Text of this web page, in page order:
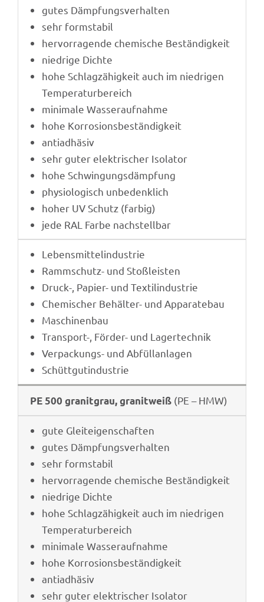
gutes Dämp­fungs­ver­hal­ten
sehr form­sta­bil
hervor­ra­gende chemi­sche Beständigkeit
nied­rige Dichte
hohe Schlag­zä­hig­keit auch im nied­ri­gen
Temperaturbereich
mini­male Wasseraufnahme
hohe Korro­si­ons­be­stän­dig­keit
antiad­hä­siv
sehr guter elek­tri­scher Isolator
hohe Schwin­gungs­dämp­fung
physio­lo­gisch unbedenklich
hoher UV Schutz (farbig)
jede RAL Farbe nachstellbar
Lebens­mit­tel­in­dus­trie
Ramm­schutz- und Stoßleisten
Druck-, Papier- und Textilindustrie
Chemi­scher Behäl­ter- und Apparatebau
Maschi­nen­bau
Trans­port-, Förder- und Lagertechnik
Verpa­ckungs- und Abfüllanlagen
Schütt­gut­in­dus­trie
PE 500 granit­grau, granit­weiß (PE – HMW)
gute Glei­t­ei­gen­schaf­ten
gutes Dämp­fungs­ver­hal­ten
sehr form­sta­bil
hervor­ra­gende chemi­sche Beständigkeit
nied­rige Dichte
hohe Schlag­zä­hig­keit auch im nied­ri­gen
Temperaturbereich
mini­male Wasseraufnahme
hohe Korro­si­ons­be­stän­dig­keit
antiad­hä­siv
sehr guter elek­tri­scher Isolator